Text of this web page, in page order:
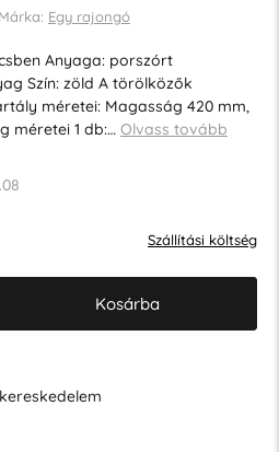
Márka: Egy rajongó
Anyaga: porszórt
Szín: zöld A törölközők
méretei: Magasság 420 mm,
méretei 1 db:… Olvass tovább
Szállítási költség
Kosárba